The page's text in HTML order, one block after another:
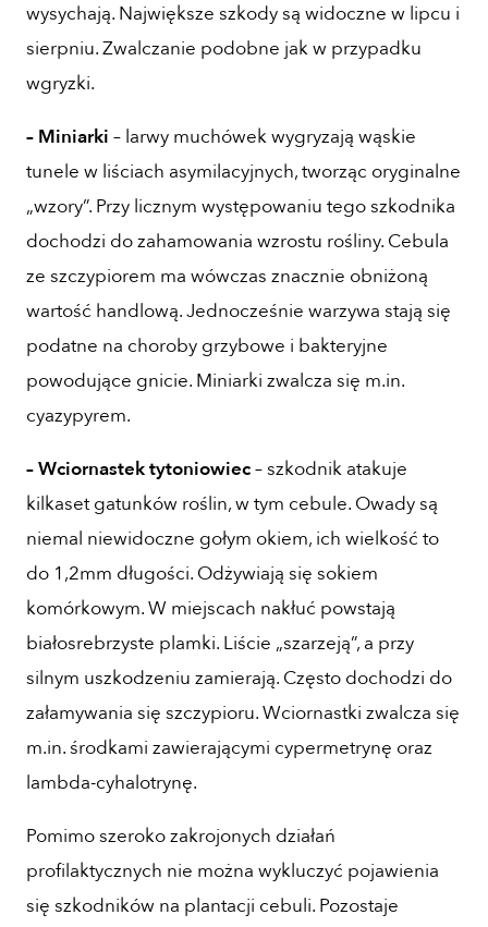
wysychają. Największe szkody są widoczne w lipcu i
sierpniu. Zwalczanie podobne jak w przypadku
wgryzki.
– Miniarki – larwy muchówek wygryzają wąskie
tunele w liściach asymilacyjnych, tworząc oryginalne
„wzory”. Przy licznym występowaniu tego szkodnika
dochodzi do zahamowania wzrostu rośliny. Cebula
ze szczypiorem ma wówczas znacznie obniżoną
wartość handlową. Jednocześnie warzywa stają się
podatne na choroby grzybowe i bakteryjne
powodujące gnicie. Miniarki zwalcza się m.in.
cyazypyrem.
– Wciornastek tytoniowiec– szkodnik atakuje
kilkaset gatunków roślin, w tym cebule. Owady są
niemal niewidoczne gołym okiem, ich wielkość to
do 1,2mm długości. Odżywiają się sokiem
komórkowym. W miejscach nakłuć powstają
białosrebrzyste plamki. Liście „szarzeją”, a przy
silnym uszkodzeniu zamierają. Często dochodzi do
załamywania się szczypioru. Wciornastki zwalcza się
m.in. środkami zawierającymi cypermetrynę oraz
lambda-cyhalotrynę.
Pomimo szeroko zakrojonych działań
profilaktycznych nie można wykluczyć pojawienia
się szkodników na plantacji cebuli. Pozostaje